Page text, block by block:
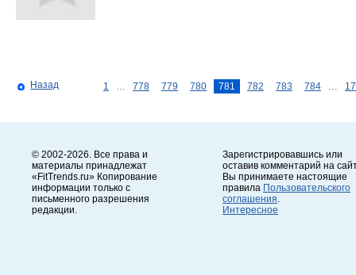
Назад 1 778 779 780 781 782 783 784
© 2002-2026. Все права и
материалы принадлежат
«FitTrends.ru» Копирование
информации только с
письменного разрешения
редакции.
Зарегистрировавшись или
оставив комментарий на
Вы принимаете настоящие
правила Пользовательского
соглашения
Интересное